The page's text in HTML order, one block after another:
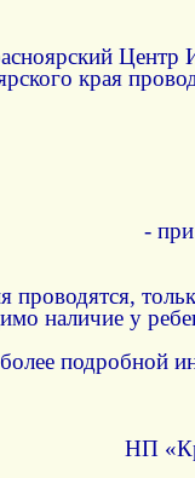
Центр
края
-
проводятся,
наличие у
подробной
НП